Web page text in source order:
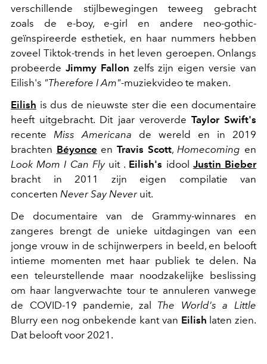
verschillende stijlbewegingen teweeg gebracht
zoals de e-boy, e-girl en andere neo-gothic-
geïnspireerde esthetiek, en haar nummers hebben
zoveel Tiktok-trends in het leven geroepen. Onlangs
probeerde Jimmy Fallon zelfs zijn eigen versie van
Eilish's "Therefore I Am"-muziekvideo te maken.
Eilish is dus de nieuwste ster die een documentaire
heeft uitgebracht. Dit jaar veroverde Taylor Swift's
recente Miss Americana de wereld en in 2019
brachten Béyonce enTravis Scott, Homecoming en
Look Mom I Can Fly uit . Eilish's idool Justin Bieber
bracht in 2011 zijn eigen compilatie van
concerten Never Say Neveruit.
De documentaire van de Grammy-winnares en
zangeres brengt de unieke uitdagingen van een
jonge vrouw in de schijnwerpers in beeld, en belooft
intieme momenten met haar publiek te delen. Na
een teleurstellende maar noodzakelijke beslissing
om haar langverwachte tour te annuleren vanwege
de COVID-19 pandemie, zal The World's a Little
Blurry een nog onbekende kant van Eilish laten zien.
Dat belooft voor 2021.